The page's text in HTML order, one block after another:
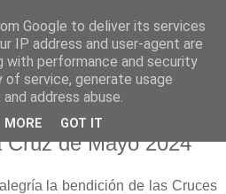
de la
Cruz de Mayo 2024
la bendición de las Cruces
Google to deliver its services
IP address and user-agent are
with performance and security
service, generate usage
address abuse.
MORE GOT IT